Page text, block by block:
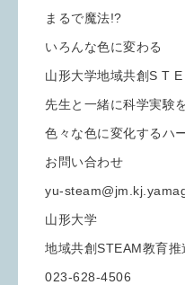
まるで魔法!?
いろんな色に変わる
山形大学地域共創S T
先生と一緒に科学実験
色々な色に変化するハ
お問い合わせ
yu-
山形大学
地域共創STEAM教育推
023-628-4506